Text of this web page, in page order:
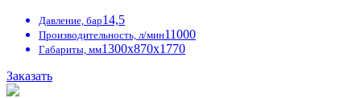
Давление, бар14,5
Производительность, л/мин11000
Габариты, мм1300х870х1770
Заказать